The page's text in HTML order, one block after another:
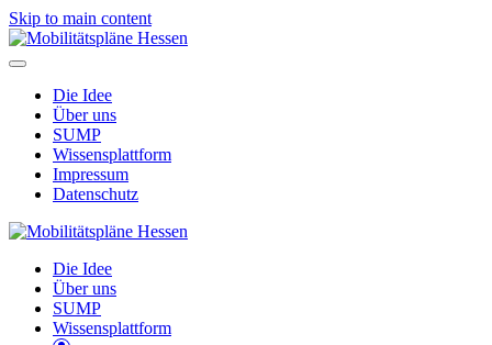
Skip to main content
Die Idee
Über uns
SUMP
Wissensplattform
Impressum
Datenschutz
Die Idee
Über uns
SUMP
Wissensplattform